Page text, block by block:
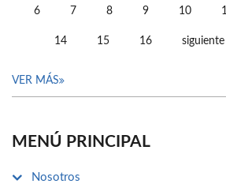
6 7 8 9 10
14 15 16 siguiente
VER MÁS
MENÚ PRINCIPAL
Nosotros